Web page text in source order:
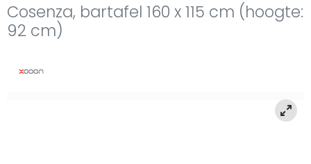
Cosenza, bartafel 160 x 115 cm (hoogte:
92 cm)